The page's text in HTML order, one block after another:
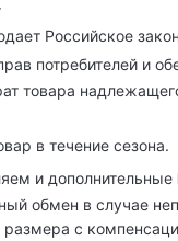
Российское
потребителей и
товара
в течение сезона.
и дополнительные
обмен в случае
размера с